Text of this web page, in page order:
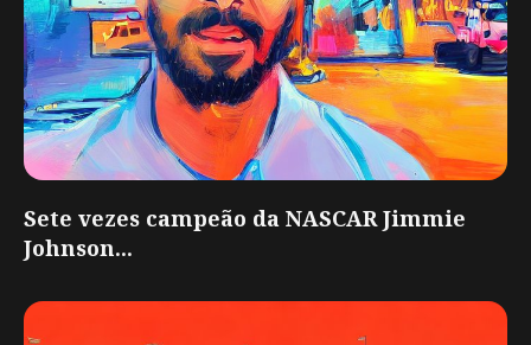
Sete vezes campeão da NASCAR Jimmie
Johnson...